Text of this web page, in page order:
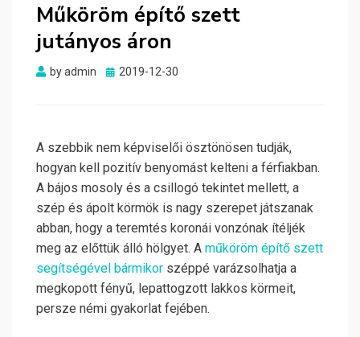
Műköröm építő szett
jutányos áron
byadmin
Posted
2019-12-30
A szebbik nem képviselői ösztönösen tudják,
hogyan kell pozitív benyomást kelteni a férfiakban.
A bájos mosoly és a csillogó tekintet mellett, a
szép és ápolt körmök is nagy szerepet játszanak
abban, hogy a teremtés koronái vonzónak ítéljék
meg az előttük álló hölgyet. A műköröm építő szett
segítségével bármikor széppé varázsolhatja a
megkopott fényű, lepattogzott lakkos körmeit,
persze némi gyakorlat fejében.